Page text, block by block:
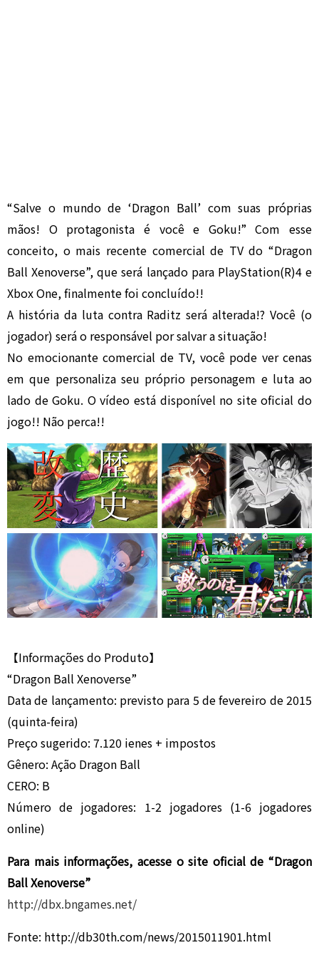
“Salve o mundo de ‘Dragon Ball’ com suas próprias
mãos! O protagonista é você e Goku!” Com esse
conceito, o mais recente comercial de TV do “Dragon
Ball Xenoverse”, que será lançado para PlayStation(R)4 e
Xbox One, finalmente foi concluído!!
A história da luta contra Raditz será alterada――!? Você (o
jogador) será o responsável por salvar a situação!
No emocionante comercial de TV, você pode ver cenas
em que personaliza seu próprio personagem e luta ao
lado de Goku. O vídeo está disponível no site oficial do
jogo!! Não perca!!
【Informações do Produto】
“Dragon Ball Xenoverse”
Data de lançamento: previsto para 5 de fevereiro de 2015
(quinta-feira)
Preço sugerido: 7.120 ienes + impostos
Gênero: Ação Dragon Ball
CERO: B
Número de jogadores: 1-2 jogadores (1-6 jogadores
online)
Para mais informações, acesse o site oficial de “Dragon
Ball Xenoverse”
http://dbx.bngames.net/
Fonte: http://db30th.com/news/2015011901.html